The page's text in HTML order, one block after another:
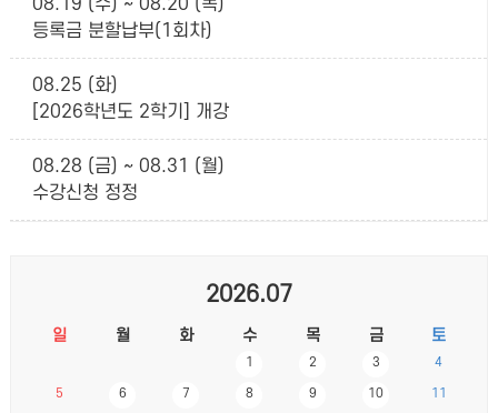
08.19 (수) ~ 08.20 (목)
등록금 분할납부(1회차)
08.25 (화)
[2026학년도 2학기] 개강
08.28 (금) ~ 08.31 (월)
수강신청 정정
2026.07
일 월 화 수 목 금 토
1 2 3 4
5 6 7 8 9 10 11